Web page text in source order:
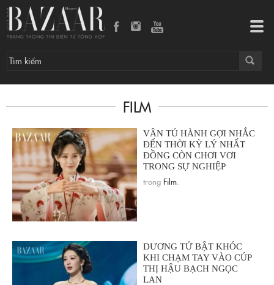
FILM
VÂN TÚ HÀNH GỢI NHẮC
ĐẾN THỜI KỲ LÝ NHẤT
ĐỒNG CÒN CHƠI VƠI
TRONG SỰ NGHIỆP
trong Film
DƯƠNG TỬ BẬT KHÓC
KHI CHẠM TAY VÀO CÚP
THỊ HẬU BẠCH NGỌC
LAN